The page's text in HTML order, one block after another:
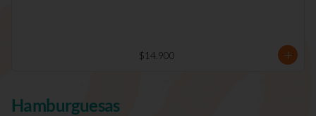
$14.900
Hamburguesas